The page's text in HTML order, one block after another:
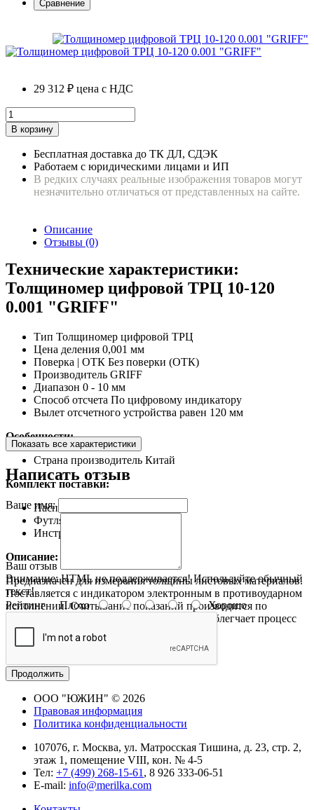
Сравнение
29 312 ₽ цена с НДС
В корзину
Бесплатная доставка до ТК ДЛ, СДЭК
Работаем с юридическими лицами и ИП
В редких случаях реальные изображения товаров могут
незначительно отличаться от представленных на сайте.
Описание
Отзывы (0)
Технические характеристики:
Толщиномер цифровой ТРЦ 10-120
0.001 "GRIFF"
Тип Толщиномер цифровой ТРЦ
Цена деления 0,001 мм
Поверка | ОТК Без поверки (ОТК)
Производитель GRIFF
Диапазон 0 - 10 мм
Способ отсчета По цифровому индикатору
Вылет отсчетного устройства равен 120 мм
Особенности:
Страна производитель Китай
Комплект поставки:
Паспорт
Футляр или чехол
Инструмент
Описание:
Предназначен для измерения толщины листовых материалов.
Поставляется с индикатором электронным в противоударном
исполнении. Считывание показаний производится по
цифровому индикатору, что существенно облегчает процесс
измерения.
Показать все характеристики
Написать отзыв
Ваше имя:
Ваш отзыв
Внимание:HTML не поддерживается! Используйте обычный
текст!
РейтингПлохо Хорошо
Продолжить
ООО "ЮЖИН" © 2026
Правовая информация
Политика конфиденциальности
107076, г. Москва, ул. Матросская Тишина, д. 23, стр. 2,
этаж 1, помещение VIII, кон. № 4-5
Тел: +7 (499) 268-15-61 , 8 926 333-06-51
E-mail: info@merilka.com